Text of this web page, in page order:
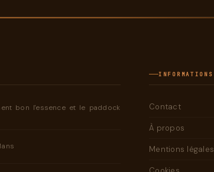
bon l'essence et le paddock
INFORMATIONS
Contact
À propos
Mentions légales